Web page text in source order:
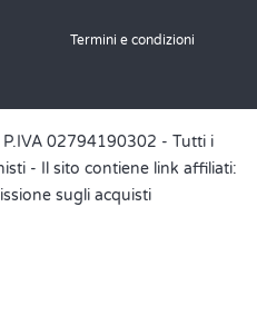
Termini e condizioni
02794190302 - Tutti i
- Il sito contiene link affiliati:
sugli acquisti